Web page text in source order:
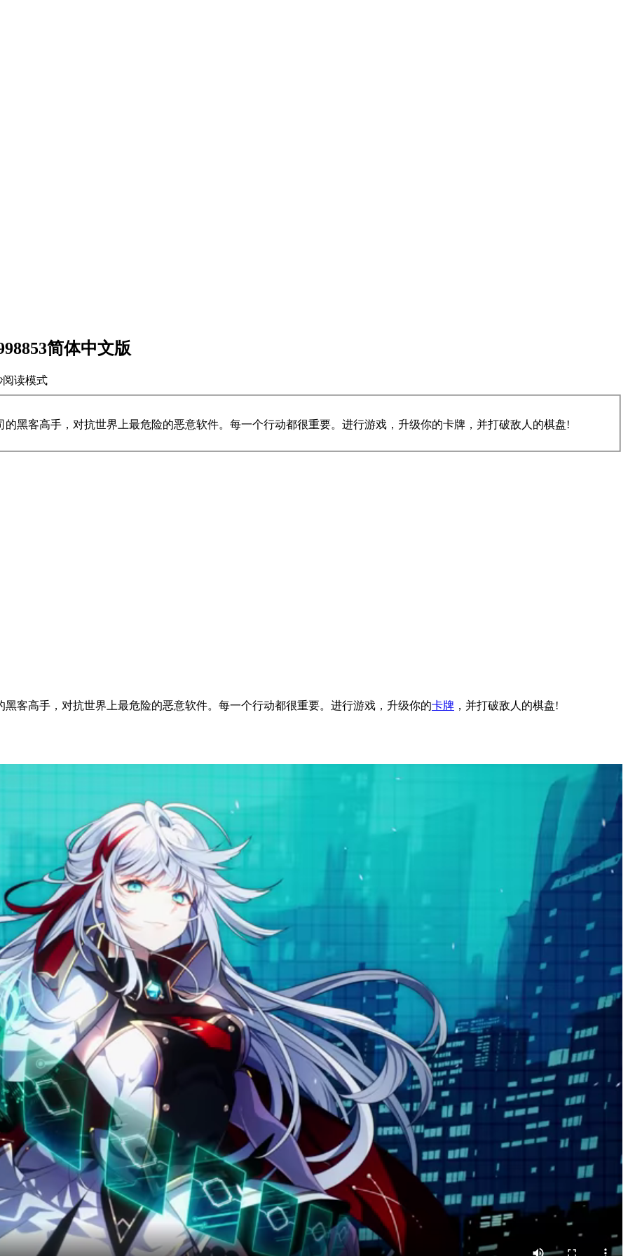
简体中文版
阅读模式
黑客高手，对抗世界上最危险的恶意软件。每一个行动都很重要。进行游戏，升级你的卡牌，并打破敌人的棋盘!
黑客高手，对抗世界上最危险的恶意软件。每一个行动都很重要。进行游戏，升级你的卡牌 ，并打破敌人的棋盘!